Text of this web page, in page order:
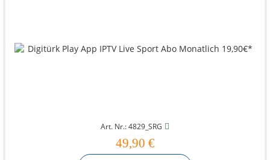
Art. Nr.: 4829_SRG
49,90 €